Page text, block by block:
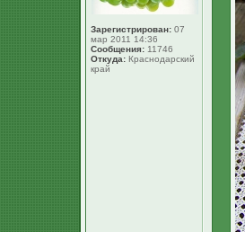
Зарегистрирован: 07
мар 2011 14:36
Сообщения: 11746
Откуда: Краснодарский
край